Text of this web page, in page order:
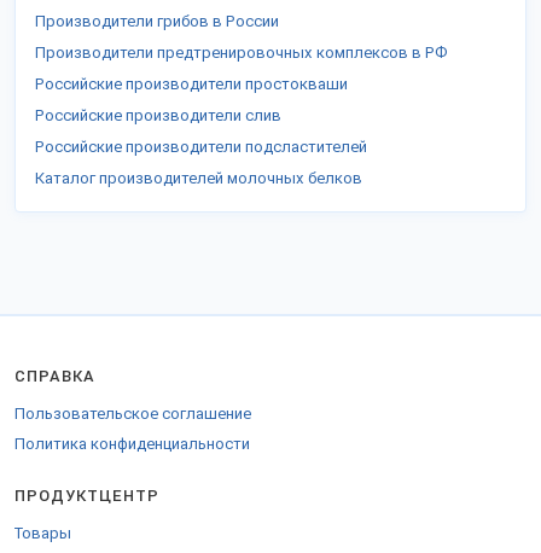
Производители грибов в России
Производители предтренировочных комплексов в РФ
Российские производители простокваши
Российские производители слив
Российские производители подсластителей
Каталог производителей молочных белков
СПРАВКА
Пользовательское соглашение
Политика конфиденциальности
ПРОДУКТЦЕНТР
Товары